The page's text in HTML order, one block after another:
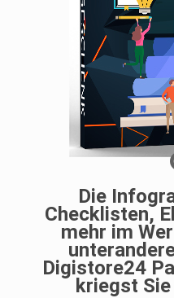
Die
Checklisten,
mehr im
Digistore24
kriegst Sie